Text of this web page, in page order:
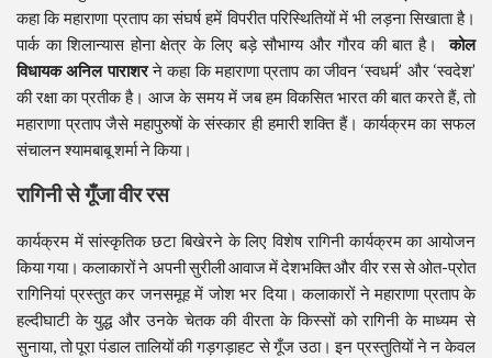
कहा कि महाराणा प्रताप का संघर्ष हमें विपरीत परिस्थितियों में भी लड़ना सिखाता है।
पार्क का शिलान्यास होना क्षेत्र के लिए बड़े सौभाग्य और गौरव की बात है।कोल
विधायक अनिल पाराशरने कहा कि महाराणा प्रताप का जीवन ‘स्वधर्म’ और ‘स्वदेश’
की रक्षा का प्रतीक है। आज के समय में जब हम विकसित भारत की बात करते हैं, तो
महाराणा प्रताप जैसे महापुरुषों के संस्कार ही हमारी शक्ति हैं। कार्यक्रम का सफल
संचालन श्यामबाबू शर्मा ने किया।
रागिनी से गूँजा वीर रस
कार्यक्रम में सांस्कृतिक छटा बिखेरने के लिए विशेष रागिनी कार्यक्रम का आयोजन
किया गया। कलाकारों ने अपनी सुरीली आवाज में देशभक्ति और वीर रस से ओत-प्रोत
रागिनियां प्रस्तुत कर जनसमूह में जोश भर दिया। कलाकारों ने महाराणा प्रताप के
हल्दीघाटी के युद्ध और उनके चेतक की वीरता के किस्सों को रागिनी के माध्यम से
सुनाया, तो पूरा पंडाल तालियों की गड़गड़ाहट से गूँज उठा। इन प्रस्तुतियों ने न केवल